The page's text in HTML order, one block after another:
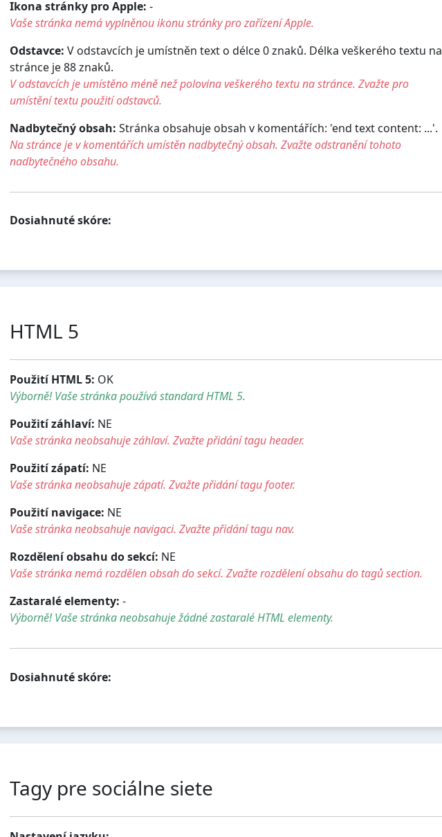
Ikona stránky pro Apple: -
Vaše stránka nemá vyplněnou ikonu stránky pro zařízení Apple.
Odstavce: V odstavcích je umístněn text o délce 0 znaků. Délka veškerého textu na
stránce je 88 znaků.
V odstavcích je umístěno méně než polovina veškerého textu na stránce. Zvažte pro
umístění textu použití odstavců.
Nadbytečný obsah: Stránka obsahuje obsah v komentářích: 'end text content: ...'.
Na stránce je v komentářích umístěn nadbytečný obsah. Zvažte odstranění tohoto
nadbytečného obsahu.
Dosiahnuté skóre:
HTML 5
Použití HTML 5: OK
Výborně! Vaše stránka používá standard HTML 5.
Použití záhlaví: NE
Vaše stránka neobsahuje záhlaví. Zvažte přidání tagu header.
Použití zápatí: NE
Vaše stránka neobsahuje zápatí. Zvažte přidání tagu footer.
Použití navigace: NE
Vaše stránka neobsahuje navigaci. Zvažte přidání tagu nav.
Rozdělení obsahu do sekcí: NE
Vaše stránka nemá rozdělen obsah do sekcí. Zvažte rozdělení obsahu do tagů section.
Zastaralé elementy: -
Výborně! Vaše stránka neobsahuje žádné zastaralé HTML elementy.
Dosiahnuté skóre:
Tagy pre sociálne siete